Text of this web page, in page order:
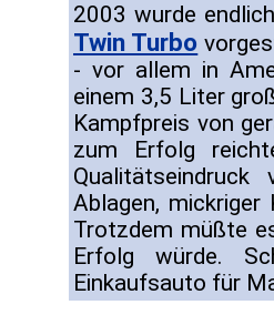
2003 wurde
Twin Turbo
- vor allem in
einem 3,5 Liter
Kampfpreis von
zum Erfolg
Ablagen, mickriger
Trotzdem müßte
Erfolg würde.
Einkaufsauto für